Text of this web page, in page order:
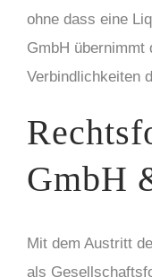
ohne dass eine
GmbH übernimmt
Verbindlichkeiten
GmbH
Mit dem Austritt
als